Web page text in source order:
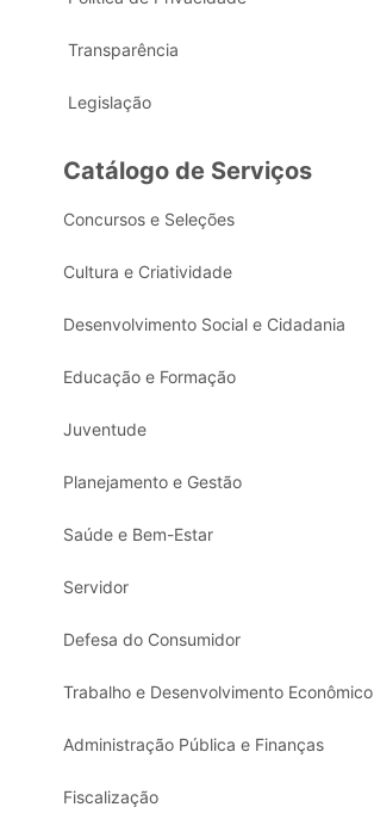
Transparência
Legislação
Catálogo de Serviços
Concursos e Seleções
Cultura e Criatividade
Desenvolvimento Social e Cidadania
Educação e Formação
Juventude
Planejamento e Gestão
Saúde e Bem-Estar
Servidor
Defesa do Consumidor
Trabalho e Desenvolvimento Econômico
Administração Pública e Finanças
Fiscalização